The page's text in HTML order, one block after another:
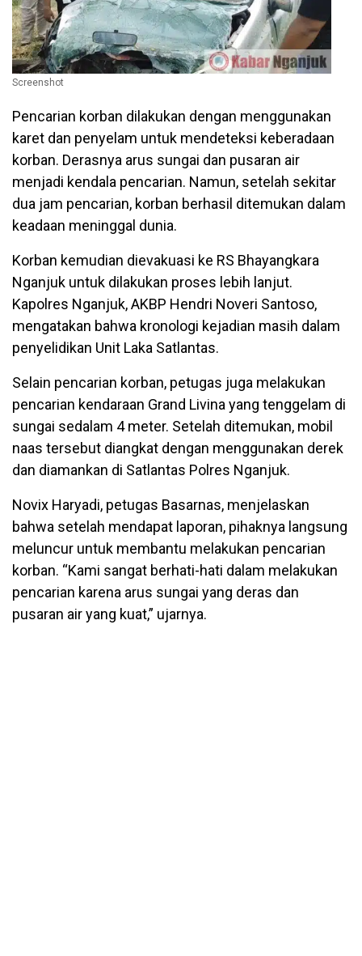
Screenshot
Pencarian korban dilakukan dengan menggunakan
karet dan penyelam untuk mendeteksi keberadaan
korban. Derasnya arus sungai dan pusaran air
menjadi kendala pencarian. Namun, setelah sekitar
dua jam pencarian, korban berhasil ditemukan dalam
keadaan meninggal dunia.
Korban kemudian dievakuasi ke RS Bhayangkara
Nganjuk untuk dilakukan proses lebih lanjut.
Kapolres Nganjuk, AKBP Hendri Noveri Santoso,
mengatakan bahwa kronologi kejadian masih dalam
penyelidikan Unit Laka Satlantas.
Selain pencarian korban, petugas juga melakukan
pencarian kendaraan Grand Livina yang tenggelam di
sungai sedalam 4 meter. Setelah ditemukan, mobil
naas tersebut diangkat dengan menggunakan derek
dan diamankan di Satlantas Polres Nganjuk.
Novix Haryadi, petugas Basarnas, menjelaskan
bahwa setelah mendapat laporan, pihaknya langsung
meluncur untuk membantu melakukan pencarian
korban. “Kami sangat berhati-hati dalam melakukan
pencarian karena arus sungai yang deras dan
pusaran air yang kuat,” ujarnya.